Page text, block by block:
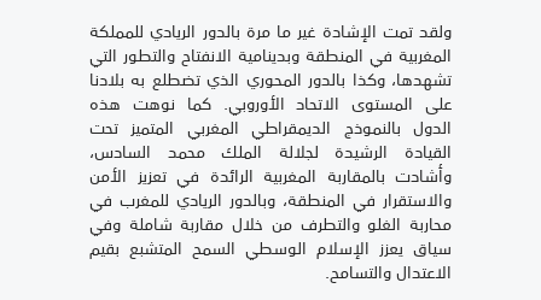
ولقد تمت الإشادة غير ما مرة بالدور الريادي للمملكة
المغربية في المنطقة وبدينامية الانفتاح والتطور التي
تشهدها، وكذا بالدور المحوري الذي تضطلع به بلادنا
على المستوى الاتحاد الأوروبي. كما نوهت هذه
الدول بالنموذج الديمقراطي المغربي المتميز تحت
القيادة الرشيدة لجلالة الملك محمد السادس،
وأشادت بالمقاربة المغربية الرائدة في تعزيز الأمن
والاستقرار في المنطقة، وبالدور الريادي للمغرب في
محاربة الغلو والتطرف من خلال مقاربة شاملة وفي
سياق يعزز الإسلام الوسطي السمح المتشبع بقيم
الاعتدال والتسامح.